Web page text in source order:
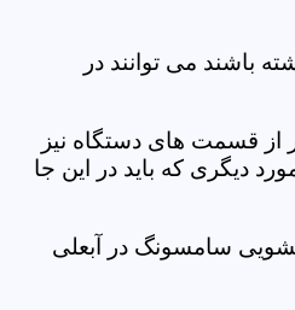
باشند می توانند در
از قسمت های دستگاه نیز
دیگری که باید در این جا
سامسونگ در آبعلی